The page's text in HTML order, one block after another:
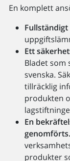
En komplett
Ett
Bladet som
svenska.
tillräcklig
produkten
En
genomförts.
produkter